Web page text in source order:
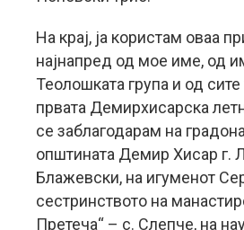
На крај, ја користам оваа
најнапред од мое име, од
Теолошката група и од
првата Демирхисарска
се заблагодарам на
општината Демир Хисар г.
Блажевски, на игуменот
сестринството на
Претеча“ – с. Слепче, на